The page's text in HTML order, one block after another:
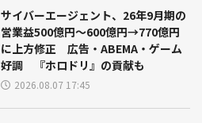
サイバーエージェント、26年9月期の
営業益500億円～600億円→770億円
に上方修正 広告・ABEMA・ゲーム
好調 『ホロドリ』の貢献も
2026.08.07 17:45